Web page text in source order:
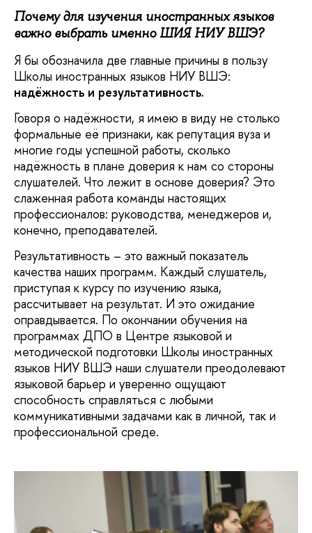
Почему для изучения иностранных языков
важно выбрать именно ШИЯ НИУ ВШЭ?
Я бы обозначила две главные причины в пользу
Школы иностранных языков НИУ ВШЭ:
надёжность и результативность.
Говоря о надёжности, я имею в виду не столько
формальные её признаки, как репутация вуза и
многие годы успешной работы, сколько
надёжность в плане доверия к нам со стороны
слушателей. Что лежит в основе доверия? Это
слаженная работа команды настоящих
профессионалов: руководства, менеджеров и,
конечно, преподавателей.
Результативность – это важный показатель
качества наших программ. Каждый слушатель,
приступая к курсу по изучению языка,
рассчитывает на результат. И это ожидание
оправдывается. По окончании обучения на
программах ДПО в Центре языковой и
методической подготовки Школы иностранных
языков НИУ ВШЭ наши слушатели преодолевают
языковой барьер и уверенно ощущают
способность справляться с любыми
коммуникативными задачами как в личной, так и
профессиональной среде.